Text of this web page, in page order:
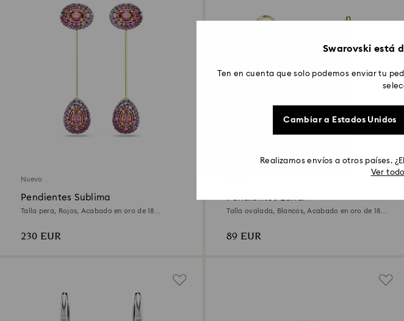
Nuevo
Pendientes Sublima
Talla pera, Rojos, Acabado en oro de 18
230 EUR
Pendientes Lunar
Talla ovalada, Blancos, Acabado en oro de 18
89 EUR
Swarovski está
Ten en cuenta que solo podemos enviar tu
Cambiar a Estados Unidos
Realizamos envíos a otros países.
Ver